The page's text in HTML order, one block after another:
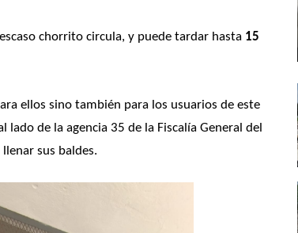
chorrito circula, y puede tardar hasta 15
ellos sino también para los usuarios de este
de la agencia 35 de la Fiscalía General del
sus baldes.